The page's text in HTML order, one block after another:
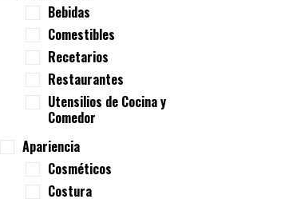
Bebidas
Comestibles
Recetarios
Restaurantes
Utensilios de Cocina y
Comedor
Apariencia
Cosméticos
Costura